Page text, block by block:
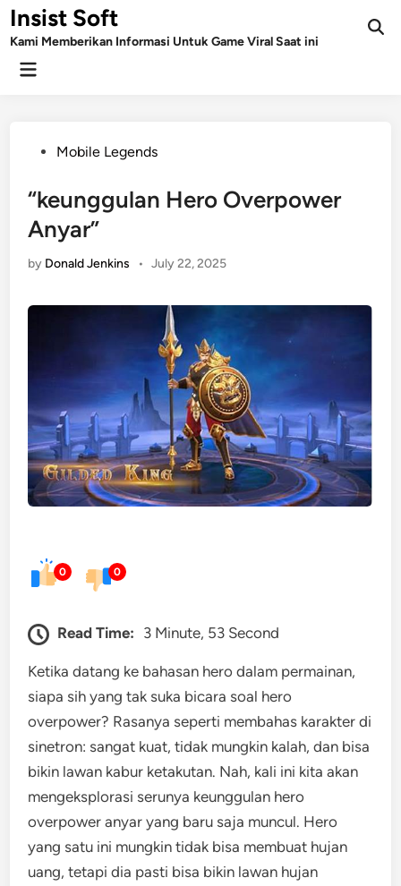
Skip
toInsist Soft
Kami Memberikan Informasi Untuk Game Viral Saat ini
Main
PostedMobile Legends
“keunggulan Hero Overpower
Anyar”
by Donald Jenkins • July 22, 2025
0 0
Read Time: 3 Minute, 53 Second
Ketika datang ke bahasan hero dalam permainan,
siapa sih yang tak suka bicara soal hero
overpower? Rasanya seperti membahas karakter di
sinetron: sangat kuat, tidak mungkin kalah, dan bisa
bikin lawan kabur ketakutan. Nah, kali ini kita akan
mengeksplorasi serunya keunggulan hero
overpower anyar yang baru saja muncul. Hero
yang satu ini mungkin tidak bisa membuat hujan
uang, tetapi dia pasti bisa bikin lawan hujan